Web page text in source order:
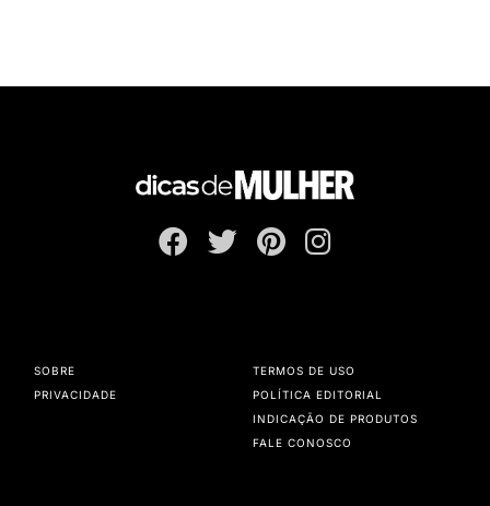
SOBRE
PRIVACIDADE
TERMOS DE USO
POLÍTICA EDITORIAL
INDICAÇÃO DE PRODUTOS
FALE CONOSCO